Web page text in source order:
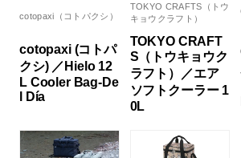
cotopaxi（コトパクシ）
cotopaxi (コトパ
クシ) ／Hielo 12
L Cooler Bag-De
l Día
TOKYO CRAFTS（トウ
キョウクラフト）
TOKYO CRAFT
S（トウキョウク
ラフト）／エア
ソフトクーラー 1
0L